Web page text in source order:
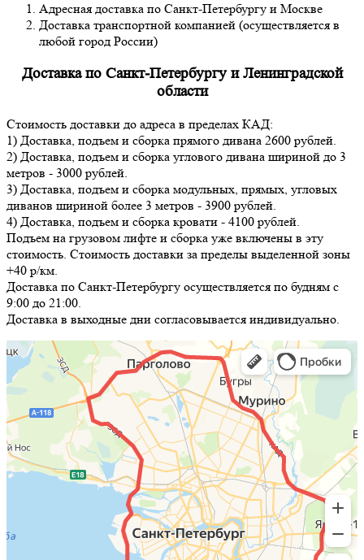
Адресная доставка по Санкт-Петербургу и Москве
Доставка транспортной компанией (осуществляется в
любой город России)
Доставка по Санкт-Петербургу и Ленинградской
области
Стоимость доставки до адреса в пределах КАД:
1) Доставка, подъем и сборка прямого дивана 2600 рублей.
2) Доставка, подъем и сборка углового дивана шириной до 3
метров - 3000 рублей.
3) Доставка, подъем и сборка модульных, прямых, угловых
диванов шириной более 3 метров - 3900 рублей.
4) Доставка, подъем и сборка кровати - 4100 рублей.
Подъем на грузовом лифте и сборка уже включены в эту
стоимость. Стоимость доставки за пределы выделенной зоны
+40 р/км.
Доставка по Санкт-Петербургу осуществляется по будням с
9:00 до 21:00.
Доставка в выходные дни согласовывается индивидуально.